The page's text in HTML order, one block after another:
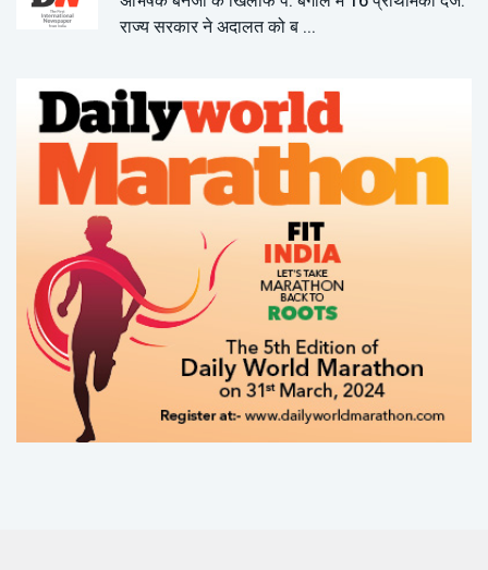
राज्य सरकार ने अदालत को ब ...